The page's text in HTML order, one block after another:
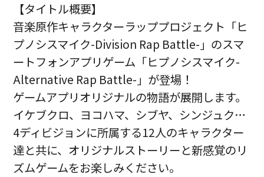
【タイトル概要】
音楽原作キャラクターラッププロジェクト「ヒ
プノシスマイク-Division Rap Battle-」のスマ
ートフォンアプリゲーム「ヒプノシスマイク-
Alternative Rap Battle-」が登場！
ゲームアプリオリジナルの物語が展開します。
イケブクロ、ヨコハマ、シブヤ、シンジュク…
4ディビジョンに所属する12人のキャラクター
達と共に、オリジナルストーリーと新感覚のリ
ズムゲームをお楽しみください。